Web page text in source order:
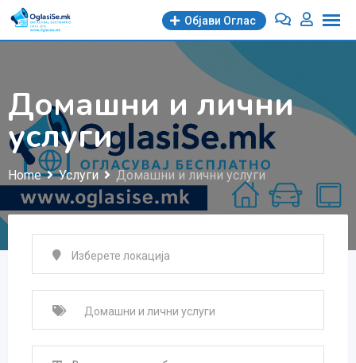
Skip
Објави Oглас
Домашни и лични
услуги
Home Услуги Домашни и лични услуги